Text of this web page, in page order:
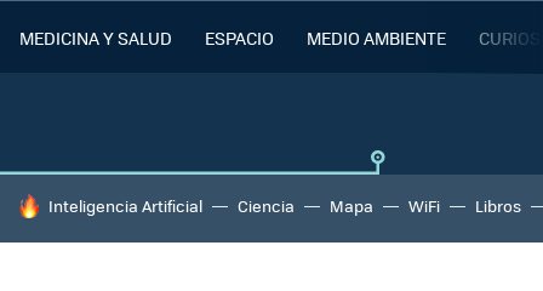
MEDICINA Y SALUD ESPACIO MEDIO AMBIENTE
HOY SE HABLA DE
Inteligencia Artificial Ciencia Mapa WiFi Libros